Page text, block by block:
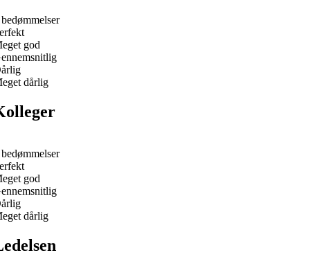
god
dårlig
god
dårlig